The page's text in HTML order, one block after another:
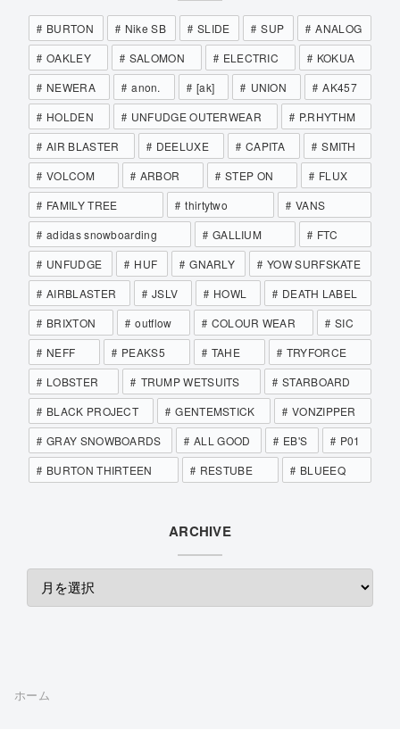
BURTON Nike SB SLIDE SUP
ANALOG
OAKLEY
SALOMON ELECTRIC
KOKUA
NEWERA
anon. [ak] UNION
AK457
HOLDEN
UNFUDGE OUTERWEAR
P.RHYTHM
AIR BLASTER
DEELUXE CAPITA
SMITH
VOLCOM
ARBOR STEP ON
FLUX
FAMILY TREE
thirtytwo
VANS
adidas snowboarding
GALLIUM
FTC
UNFUDGE
HUF GNARLY
YOW SURFSKATE
AIRBLASTER
JSLV HOWL
DEATH LABEL
BRIXTON
outflow COLOUR WEAR
SIC
NEFF
PEAKS5 TAHE
TRYFORCE
LOBSTER
TRUMP WETSUITS
STARBOARD
BLACK PROJECT
GENTEMSTICK
VONZIPPER
GRAY SNOWBOARDS
ALL GOOD EB'S
P01
BURTON THIRTEEN
RESTUBE BLUEEQ
ARCHIVE
ホーム